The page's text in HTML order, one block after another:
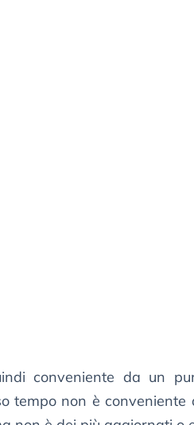
conveniente da un
tempo non è conveniente